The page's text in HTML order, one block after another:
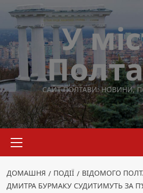
Перейти
вмісту
У
САЙТ ПОЛТАВИ: НОВИНИ,
меню
ДОМАШНЯ ПОДІЇ
ВІДОМОГО
ДМИТРА БУРМАКУ СУДИТИМУТЬ ЗА